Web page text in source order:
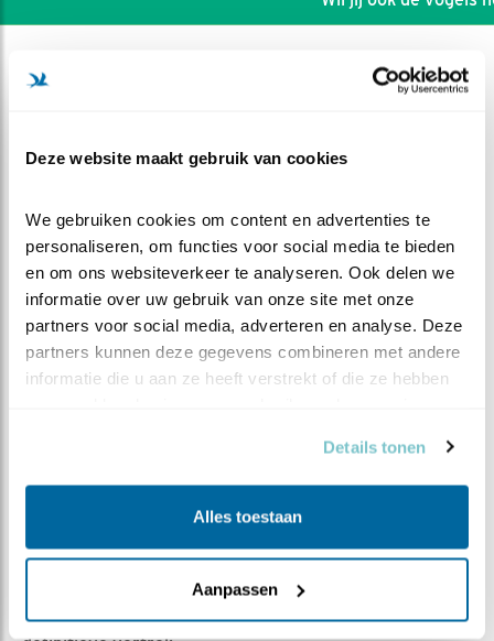
Deze website maakt gebruik van cookies
We gebruiken cookies om content en advertenties te
personaliseren, om functies voor social media te bieden
en om ons websiteverkeer te analyseren. Ook delen we
informatie over uw gebruik van onze site met onze
partners voor social media, adverteren en analyse. Deze
partners kunnen deze gegevens combineren met andere
informatie die u aan ze heeft verstrekt of die ze hebben
Details tonen
Alles toestaan
Aanpassen
DEEL DIT FILMPJE
Eindelijk.....uit de kast
Emil | Geplaatst op 9 mei 2025, 22:31 |
|
373x
Eindelijk.....uit de kast, maar na op de kop af vijf
minuten weer naar binnen. Het leek er even op dat ie
geen afscheid kon nemen, maar even later als nog het